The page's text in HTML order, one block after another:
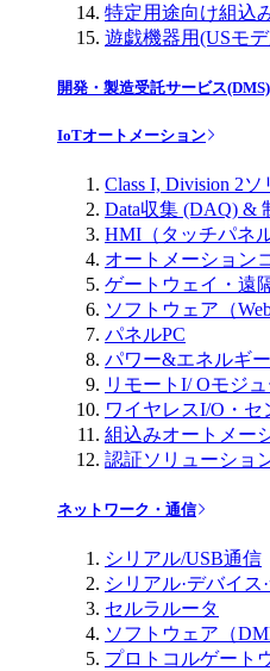
特定用途向け組込
遊戯機器用(USモ
開発・製造受託サービス(DMS)
IoTオートメーション
Class I, Division 2
Data収集 (DAQ) &
HMI（タッチパネ
オートメーション
ゲートウェイ・遠
ソフトウェア（
パネルPC
パワー&エネルギー
リモートI/ Oモジ
ワイヤレスI/O・セ
組込みオートメー
認証ソリューショ
ネットワーク・通信
シリアル/USB通信
シリアル·デバイス
セルラルータ
ソフトウェア（
プロトコルゲート